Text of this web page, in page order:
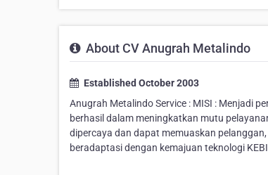
About CV Anugrah Metalindo
Established October 2003
Anugrah Metalindo Service : MISI : Menjadi
berhasil dalam meningkatkan mutu
dipercaya dan dapat memuaskan
beradaptasi dengan kemajuan teknologi